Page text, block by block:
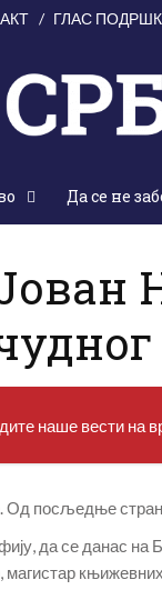
ГЛАС
Да се не
2019.
наше вести на
Од посљедње
да се данас